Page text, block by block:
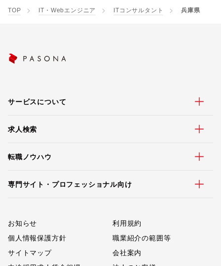
TOP IT・Webエンジニア ITコンサルタント 兵庫県
サービスについて
求人検索
転職ノウハウ
専門サイト・プロフェッショナル向け
お知らせ
利用規約
個人情報保護方針
職業紹介の範囲等
サイトマップ
会社案内